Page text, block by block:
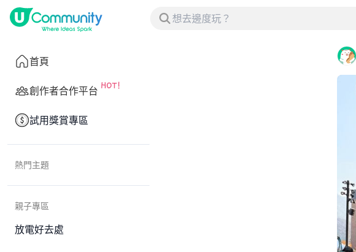
首頁
創作者合作平台
試用獎賞專區
熱門主題
親子專區
放電好去處